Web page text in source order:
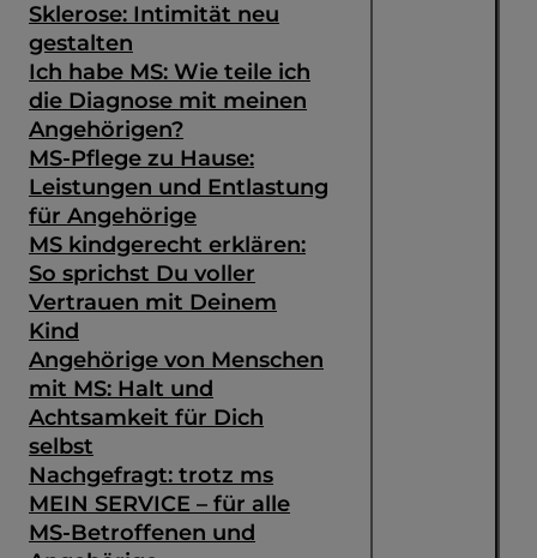
Sklerose: Intimität neu
gestalten
Ich habe MS: Wie teile ich
die Diagnose mit meinen
Angehörigen?
MS-Pflege zu Hause:
Leistungen und Entlastung
für Angehörige
MS kindgerecht erklären:
So sprichst Du voller
Vertrauen mit Deinem
Kind
Angehörige von Menschen
mit MS: Halt und
Achtsamkeit für Dich
selbst
Nachgefragt: trotz ms
MEIN SERVICE – für alle
MS-Betroffenen und